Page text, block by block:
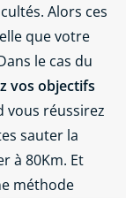
Alors ces
que votre
le cas du
vos objectifs
vous réussirez
sauter la
à 80Km. Et
méthode